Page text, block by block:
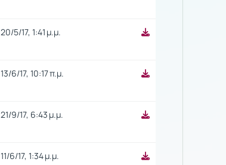
20/5/17, 1:41 μ.μ.
13/6/17, 10:17 π.μ.
21/9/17, 6:43 μ.μ.
11/6/17, 1:34 μ.μ.